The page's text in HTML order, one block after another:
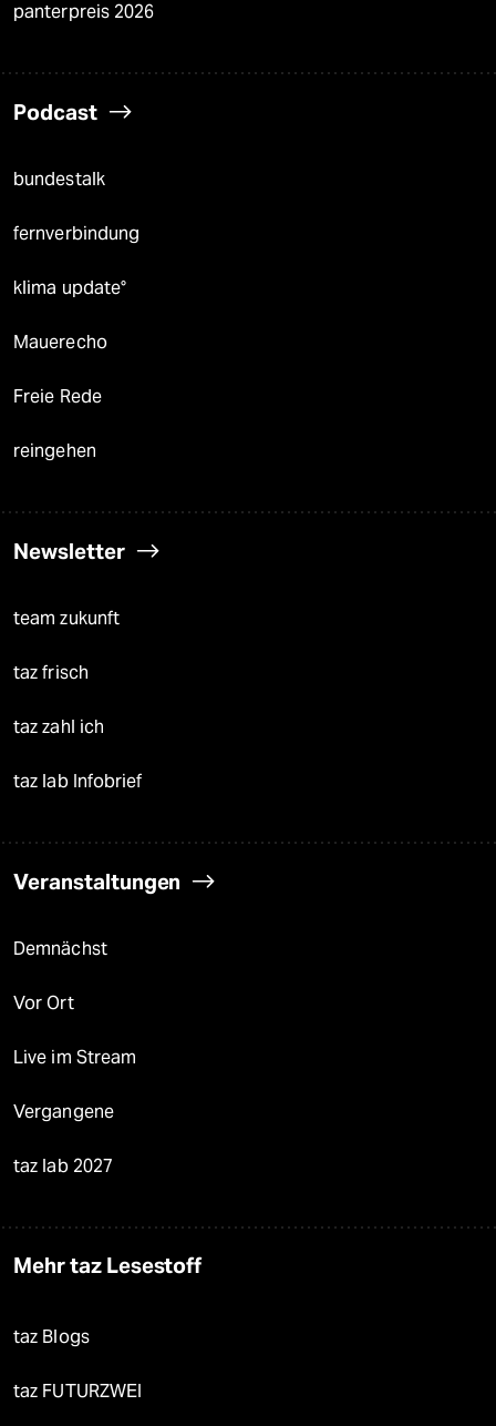
panterpreis 2026
Podcast
bundestalk
fernverbindung
klima update°
Mauerecho
Freie Rede
reingehen
Newsletter
team zukunft
taz frisch
taz zahl ich
taz lab Infobrief
Veranstaltungen
Demnächst
Vor Ort
Live im Stream
Vergangene
taz lab 2027
Mehr taz Lesestoff
taz Blogs
taz FUTURZWEI